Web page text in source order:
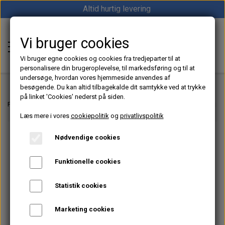
Altid hurtig levering
Shop12volt
Hjem
Autoterm dieselfyr
1852 Diesel Bådvarmer
Strøm
Vind/Sol
Forside
Vi bruger cookies
Vi bruger egne cookies og cookies fra tredjeparter til at
personalisere din brugeroplevelse, til markedsføring og til at
undersøge, hvordan vores hjemmeside anvendes af
besøgende. Du kan altid tilbagekalde dit samtykke ved at trykke
på linket 'Cookies' nederst på siden.
Læs mere i vores cookiepolitikog privatlivspolitik
Nødvendige cookies
Funktionelle cookies
Statistik cookies
Marketing cookies